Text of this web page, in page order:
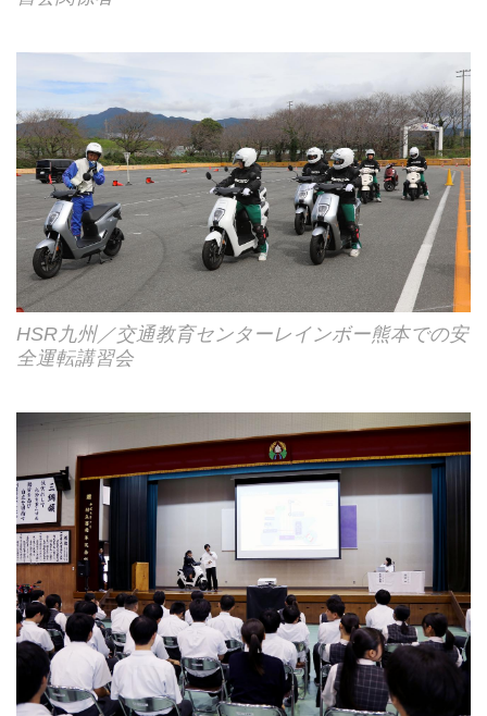
HSR九州／交通教育センターレインボー熊本での安
全運転講習会